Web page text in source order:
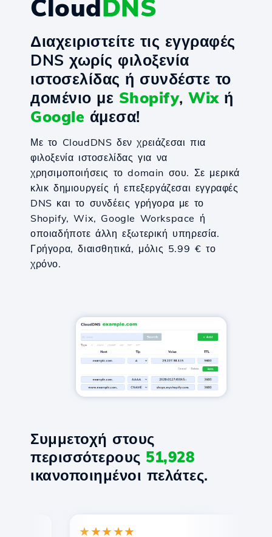
Cloud DNS
Διαχειριστείτε τις εγγραφές
DNS χωρίς φιλοξενία
ιστοσελίδας ή συνδέστε το
домένιο με Shopify, Wixή
Google άμεσα!
Με το CloudDNS δεν χρειάζεσαι πια
φιλοξενία ιστοσελίδας για να
χρησιμοποιήσεις το domain σου. Σε μερικά
κλικ δημιουργείς ή επεξεργάζεσαι εγγραφές
DNS και το συνδέεις γρήγορα με το
Shopify, Wix, Google Workspace ή
οποιαδήποτε άλλη εξωτερική υπηρεσία.
Γρήγορα, διαισθητικά, μόλις 5.99 € το
χρόνο.
Συμμετοχή στους
περισσότερους 51,928
ικανοποιημένοι πελάτες.
★★★★★